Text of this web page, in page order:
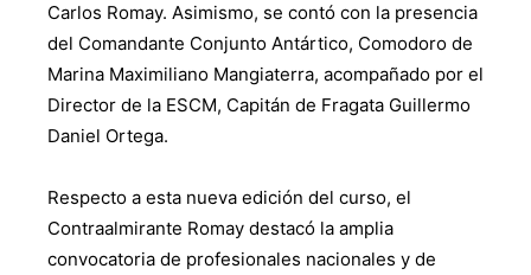
Carlos Romay. Asimismo, se contó con la presencia
del Comandante Conjunto Antártico, Comodoro de
Marina Maximiliano Mangiaterra, acompañado por el
Director de la ESCM, Capitán de Fragata Guillermo
Daniel Ortega.
Respecto a esta nueva edición del curso, el
Contraalmirante Romay destacó la amplia
convocatoria de profesionales nacionales y de